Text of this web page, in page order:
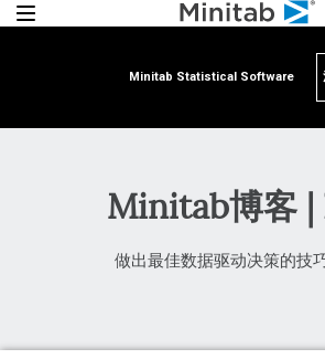
Minitab Statistical Software
Minitab博客 |
做出最佳数据驱动决策的技